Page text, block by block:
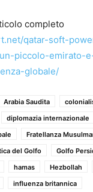
completo
qatar-soft-
piccolo-emirato-
globale/
Arabia Saudita
diplomazia internazionale
Fratellanza
del Golfo
Golfo
hamas Hezbollah
influenza britannica